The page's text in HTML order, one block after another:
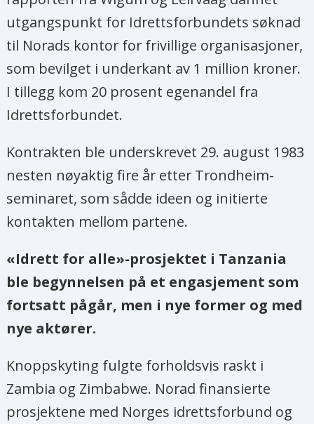
utgangspunkt for Idrettsforbundets søknad
til Norads kontor for frivillige organisasjoner,
som bevilget i underkant av 1 million kroner.
I tillegg kom 20 prosent egenandel fra
Idrettsforbundet.
Kontrakten ble underskrevet 29. august 1983
nesten nøyaktig fire år etter Trondheim-
seminaret, som sådde ideen og initierte
kontakten mellom partene.
«Idrett for alle»-prosjektet i Tanzania
ble begynnelsen på et engasjement som
fortsatt pågår, men i nye former og med
nye aktører.
Knoppskyting fulgte forholdsvis raskt i
Zambia og Zimbabwe. Norad finansierte
prosjektene med Norges idrettsforbund og